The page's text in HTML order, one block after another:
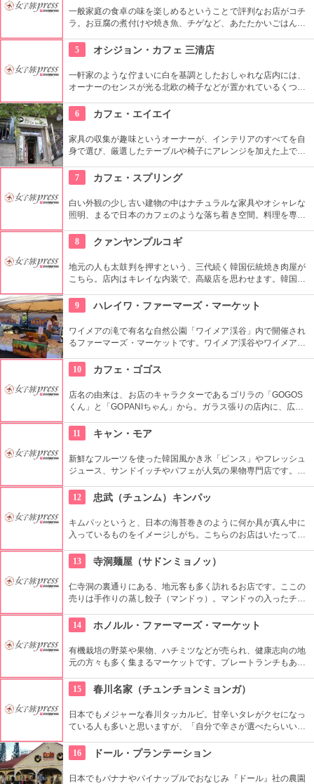
一般家庭の食卓の味を楽しめるということで評判なお店がコチ
ラ。お豆腐の煮付けや焼き魚、チゲなど、あたたかいごはんと
飯に変更する事も出来ます。どこか懐かしい店内に、韓国のお
家にお邪魔しているような雰囲気もGood。
5 オシジョン・カフェ 三清店
一軒家のような佇まいに白を基調としたおしゃれな店内には、
オーナーのセンスが光る北欧の椅子などが置かれているくつろ
り、ラテアートを楽しめるコーヒーメニューも充実。旅行の合
間にほっと一息つける場所です。
6 カフェ・エイエイ
家具の収集が趣味というオーナーが、インテリアのすべてを自
身で選び、厳選したテーブルや椅子にアレンジを加えた上で店
併設しています。そんな広くオシャレな店内ではコーヒーやス
イーツ、サンドイッチなども頂けます。
7 カフェ・スプリング
白い外観の少し古い建物の中はナチュラルな家具やオシャレな
照明、まるで日本のカフェのような落ち着き空間。料理を専門
どれもほっとする味わいのものばかり。
8 クァンヤンプルコギ
地元の人も太鼓判を押すという、三代続く韓国伝統焼き肉屋が
こちら。店内はキレイな内装で、高級店を思わせます。韓国産
で試してみて。お肉だけでなく、つきだしや冷麺なども絶品。
9 ハレイワ・ファーマーズ・マーケット
ワイメアの滝で有名な自然公園「ワイメア渓谷」内で開催され
るファーマーズ・マーケットです。ワイメア渓谷やワイメアの
していますので、おやつはもちろん、ディナーを楽しむのもア
リですね。
10 カフェ・ゴゴス
店名の由来は、お店のキャラクターであるゴリラの「GOGOS
くん」と「GOPANIちゃん」から。ガラス張りの店内に、広々
や生のフルーツを使ったミックスジュースなど、ヘルシーで満
足なメニューが豊富なので、友達や家族、恋人と楽しい時間を
過ごせます。
11 キャン・モア
新鮮なフルーツを使った韓国風かき氷「ピンス」やフレッシュ
ジュース、サンドイッチやパフェが人気の果物専門店です。メ
美味しいスイーツを食べられるお店です。
12 忠武（チュンム）キンパッ
キムパッというと、日本の海苔巻きのように何か具が真ん中に
入っているものをイメージしがち。こちらのお店はいたってシ
さんに支持されてきました。キムチは別添えです。朝ごはんや
夜食にできそうですね。
13 寺洞麺屋（サドンミョノッ）
仁寺洞の裏通りにある、地元客も多く訪れるお店です。ここの
売りは手作りの蒸し餃子（マンドゥ）。マンドゥの入ったチョ
など、定番の韓国料理がそろっています。
14 ホノルル・ファーマーズ・マーケット
有機栽培の野菜や果物、ハチミツなどが売られ、健康志向の地
元の方々も多く集まるマーケットです。プレートランチもあり
込んで宿でいただくのもいいですね。
15 春川名家（チュンチョンミョンガ）
日本でもメジャーな春川タッカルビ。甘辛いタレがクセになっ
ている人も多いと思いますが、「自分で辛さが選べたらいいな
を自分で調整することができます。そういったところも常連客
から愛されているのですね。
16 ドール・プランテーション
日本でもバナナやパイナップルでおなじみ『ドール』社の農園